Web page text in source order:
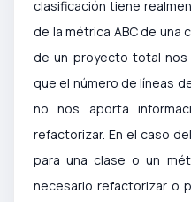
clasificación tiene
de la métrica ABC de una
de un proyecto total nos
que el número de líneas
no nos aporta
refactorizar. En el caso
para una clase o un
necesario refactorizar o